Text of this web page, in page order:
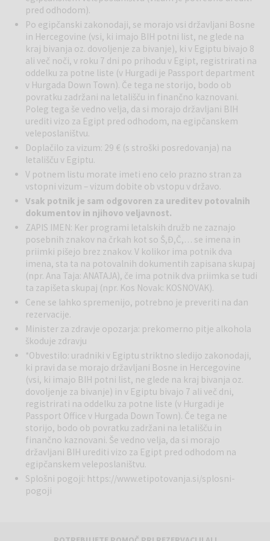
pred odhodom).
Po egipčanski zakonodaji, se morajo vsi državljani Bosne
in Hercegovine (vsi, ki imajo BIH potni list, ne glede na
kraj bivanja oz. dovoljenje za bivanje), ki v Egiptu bivajo 8
ali več noči, v roku 7 dni po prihodu v Egipt, registrirati na
oddelku za potne liste (v Hurgadi je Passport department
v Hurgada Down Town). Če tega ne storijo, bodo ob
povratku zadržani na letališču in finančno kaznovani.
Poleg tega še vedno velja, da si morajo državljani BIH
urediti vizo za Egipt pred odhodom, na egipčanskem
veleposlaništvu.
Doplačilo za vizum: 29 € (s stroški posredovanja) na
letališču v Egiptu.
V potnem listu morate imeti eno celo prazno stran za
vstopni vizum – vizum dobite ob vstopu v državo.
Vsak potnik je sam odgovoren za ureditev potovalnih
dokumentov in njihovo veljavnost.
ZAPIS IMEN: Ker programi letalskih družb ne zaznajo
posebnih znakov na črkah kot so Š,Đ,Č,… se imena in
priimki pišejo brez znakov. V kolikor ima potnik dva
imena, sta ta na potovalnih dokumentih zapisana skupaj
(npr. Ana Taja: ANATAJA), če ima potnik dva priimka se tudi
ta zapišeta skupaj (npr. Kos Novak: KOSNOVAK).
Cene se lahko spremenijo, potrebno je preveriti na dan
rezervacije.
Minister za zdravje opozarja: prekomerno pitje alkohola
škoduje zdravju
*Obvestilo: uradniki v Egiptu striktno sledijo zakonodaji,
ki pravi da se morajo državljani Bosne in Hercegovine
(vsi, ki imajo BIH potni list, ne glede na kraj bivanja oz.
dovoljenje za bivanje) in v Egiptu bivajo 7 ali več dni,
registrirati na oddelku za potne liste (v Hurgadi je
Passport Office v Hurgada Down Town). Če tega ne
storijo, bodo ob povratku zadržani na letališču in
finančno kaznovani. Še vedno velja, da si morajo
državljani BIH urediti vizo za Egipt pred odhodom na
egipčanskem veleposlaništvu.
Splošni pogoji: https://www.etipotovanja.si/splosni-
pogoji